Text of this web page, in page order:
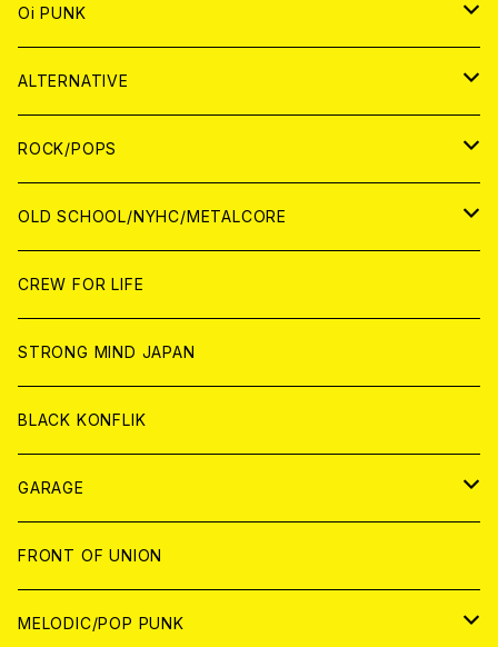
ANALOG
CD
ANALOG
JAPAN
WORLD
ANALOG
JAPAN
WORLD
JAPAN
CD
ANALOG
WORLD
CD
ANALOG
Oi PUNK
JAPAN
CD
ANALOG
WOLRD
CD
ANALOG
ALTERNATIVE
JAPAN
CD
ANALOG
WORLD
CD
ANALOG
ROCK/POPS
JAPAN
CD
ANALOG
WORLD
CD
ANALOG
OLD SCHOOL/NYHC/METALCORE
JAPAN
CD
ANALOG
WORLD
CD
ANALOG
CREW FOR LIFE
STRONG MIND JAPAN
BLACK KONFLIK
GARAGE
JAPAN
アナログ
WORLD
FRONT OF UNION
MELODIC/POP PUNK